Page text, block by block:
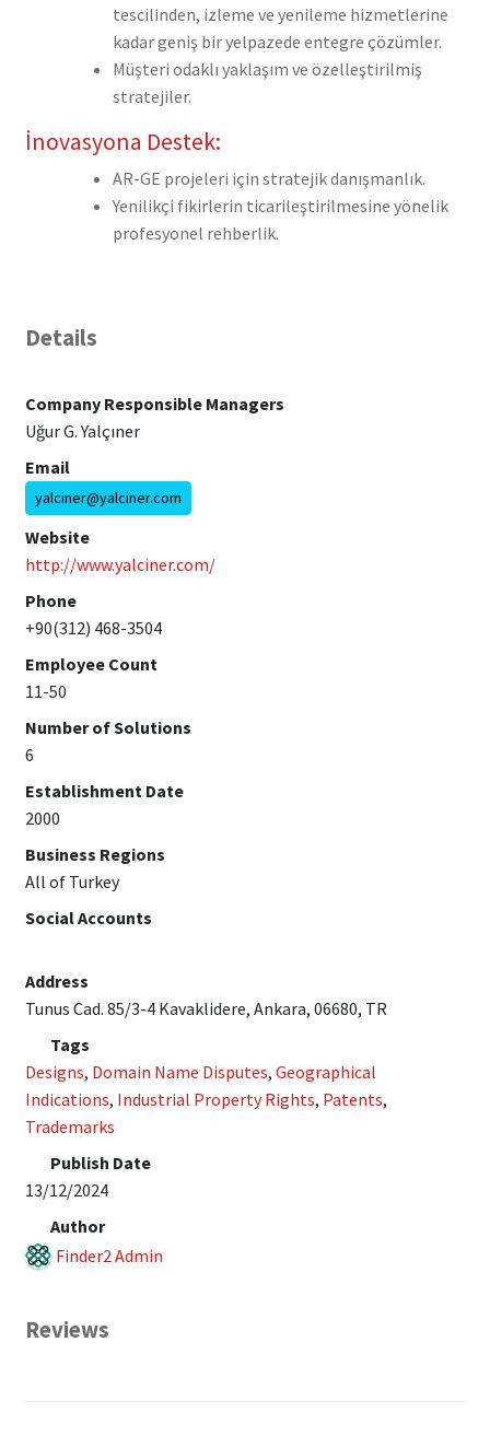
tescilinden, izleme ve yenileme hizmetlerine
kadar geniş bir yelpazede entegre çözümler.
Müşteri odaklı yaklaşım ve özelleştirilmiş
stratejiler.
İnovasyona Destek:
AR-GE projeleri için stratejik danışmanlık.
Yenilikçi fikirlerin ticarileştirilmesine yönelik
profesyonel rehberlik.
Details
Company Responsible Managers
Uğur G. Yalçıner
Email
yalciner@yalciner.com
Website
http://www.yalciner.com/
Phone
+90(312) 468-3504
Employee Count
11-50
Number of Solutions
6
Establishment Date
2000
Business Regions
All of Turkey
Social Accounts
Address
Tunus Cad. 85/3-4 Kavaklidere, Ankara, 06680, TR
Tags
Designs, Domain Name Disputes, Geographical
Indications, Industrial Property Rights, Patents,
Trademarks
Publish Date
13/12/2024
Author
Finder2 Admin
Reviews